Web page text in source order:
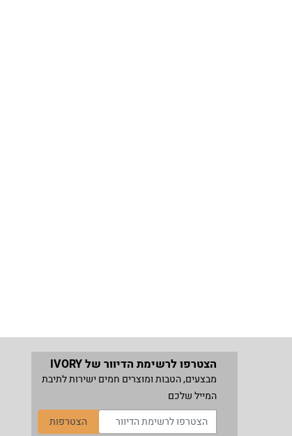
הצטרפו לרשימת הדיוור של IVORY
מבצעים, הטבות ומוצרים חמים ישירות לתיבת
המייל שלכם
הצטרפות